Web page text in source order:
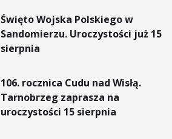
Święto Wojska Polskiego w
Sandomierzu. Uroczystości już 15
sierpnia
106. rocznica Cudu nad Wisłą.
Tarnobrzeg zaprasza na
uroczystości 15 sierpnia